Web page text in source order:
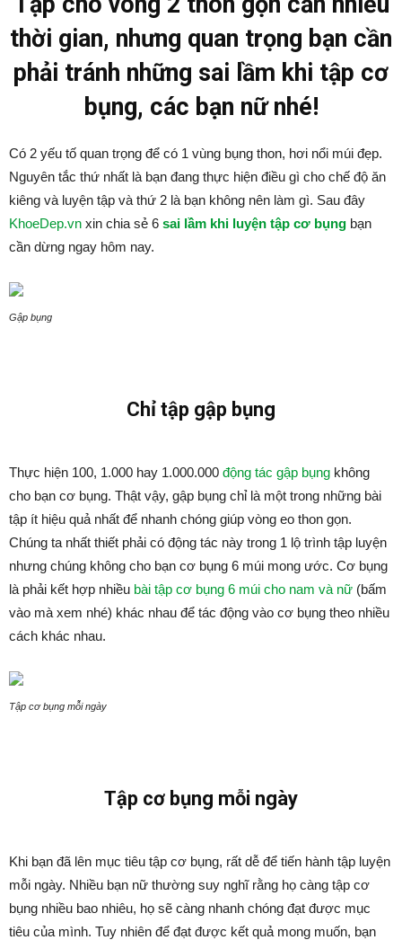
thời gian, nhưng quan trọng bạn cần
phải tránh những sai lầm khi tập cơ
bụng, các bạn nữ nhé!
Có 2 yếu tố quan trọng để có 1 vùng bụng thon, hơi nổi múi đẹp.
Nguyên tắc thứ nhất là bạn đang thực hiện điều gì cho chế độ ăn
kiêng và luyện tập và thứ 2 là bạn không nên làm gì. Sau đây
KhoeDep.vn xin chia sẻ 6 sai lầm khi luyện tập cơ bụng bạn
cần dừng ngay hôm nay.
Gập bụng
Chỉ tập gập bụng
Thực hiện 100, 1.000 hay 1.000.000 động tác gập bụng không
cho bạn cơ bụng. Thật vậy, gập bụng chỉ là một trong những bài
tập ít hiệu quả nhất để nhanh chóng giúp vòng eo thon gọn.
Chúng ta nhất thiết phải có động tác này trong 1 lộ trình tập luyện
nhưng chúng không cho bạn cơ bụng 6 múi mong ước. Cơ bụng
là phải kết hợp nhiều bài tập cơ bụng 6 múi cho nam và nữ (bấm
vào mà xem nhé) khác nhau để tác động vào cơ bụng theo nhiều
cách khác nhau.
Tập cơ bụng mỗi ngày
Tập cơ bụng mỗi ngày
Khi bạn đã lên mục tiêu tập cơ bụng, rất dễ để tiến hành tập luyện
mỗi ngày. Nhiều bạn nữ thường suy nghĩ rằng họ càng tập cơ
bụng nhiều bao nhiêu, họ sẽ càng nhanh chóng đạt được mục
tiêu của mình. Tuy nhiên để đạt được kết quả mong muốn, bạn